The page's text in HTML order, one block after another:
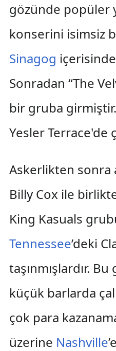
gözünde popüler
konserini isimsiz
Sinagog
Sonradan “The
bir gruba
Yesler Terrace'de
Askerlikten sonra
Billy Cox ile
King Kasuals
Tennessee’deki
taşınmışlardır.
küçük barlarda
çok para
üzerine Nashville